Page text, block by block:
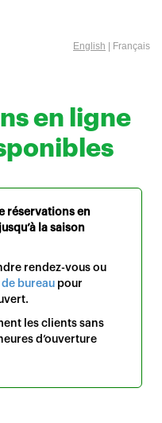
English | Français
en ligne
réservations en
la saison
rendez-vous ou
bureau pour
les clients sans
d’ouverture